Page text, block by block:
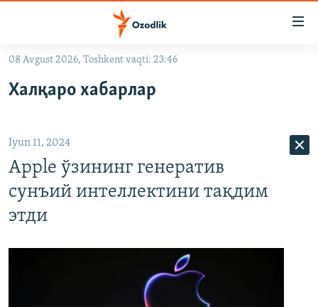
Асосий
навигацияга
Қидиришга
ўтинг
OZODVIDEO
На русском
ИЖТИМОИЙ ТАРМОҚЛАР
Озодлик бошқа тилларда
08 Avgust 2026, Toshkent vaqti: 23:46
Халқаро хабарлар
Iyun 11, 2024
Apple ўзининг генератив
сунъий интеллектини тақдим
этди